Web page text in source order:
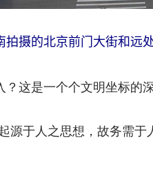
拍摄的北京前门大街和远
是一个个文明坐标的深
于人之思想，故务需于